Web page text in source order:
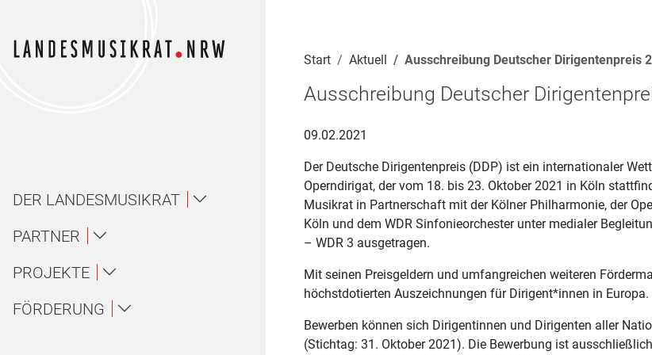
DER LANDESMUSIKRAT
Über uns / About
Über uns
Ansprechpartner*innen
PARTNER
Landesmusikakademie NRW
LAG Musik NRW
PROJEKTE
Ensembles
FÖRDERUNG
Start Aktuell Ausschreibung Deutscher Dirigentenpreis
Ausschreibung Deutscher
09.02.2021
Der Deutsche Dirigentenpreis (DDP) ist ein internationaler
Operndirigat, der vom 18. bis 23. Oktober 2021 in Köln
Musikrat in Partnerschaft mit der Kölner Philharmonie, der
Köln und dem WDR Sinfonieorchester unter medialer
– WDR 3 ausgetragen.
Mit seinen Preisgeldern und umfangreichen weiteren
höchstdotierten Auszeichnungen für Dirigent*innen in Europa.
Bewerben können sich Dirigentinnen und Dirigenten aller
(Stichtag: 31. Oktober 2021). Die Bewerbung ist